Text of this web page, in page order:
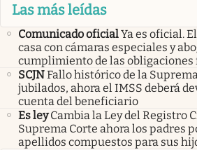
Las más leídas
Comunicado oficialYa es oficial.
casa con cámaras especiales y
cumplimiento de las obligaciones
SCJNFallo histórico de la
jubilados, ahora el IMSS deberá
cuenta del beneficiario
Es ley Cambia la Ley del Registro
Suprema Corte ahora los padres
apellidos compuestos para sus